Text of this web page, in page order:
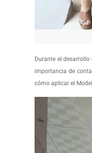
Durante el
importancia de
cómo aplicar el